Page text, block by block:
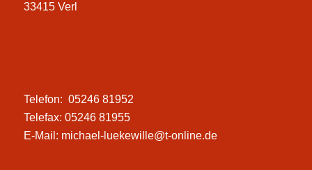
33415 Verl
Telefon: 05246 81952
Telefax: 05246 81955
E-Mail: michael-luekewille@t-online.de